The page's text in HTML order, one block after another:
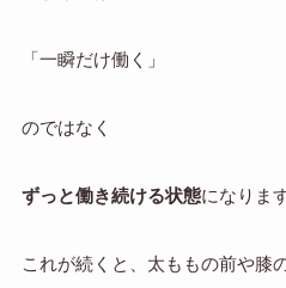
「一瞬だけ働く」
のではなく
ずっと働き続ける状態になります
これが続くと、太ももの前や膝